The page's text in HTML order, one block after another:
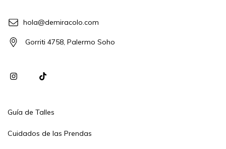
hola@demiracolo.com
Gorriti 4758, Palermo Soho
Guía de Talles
Cuidados de las Prendas